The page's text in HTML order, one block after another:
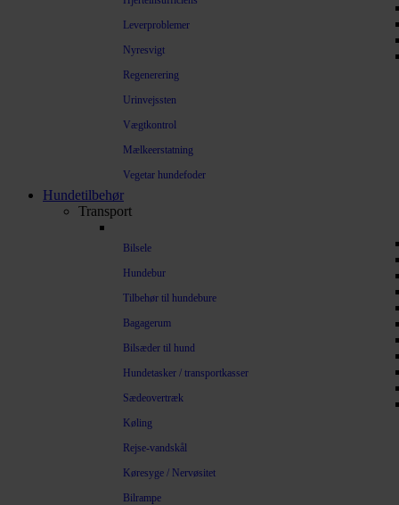
Leverproblemer
Nyresvigt
Regenerering
Urinvejssten
Vægtkontrol
Mælkeerstatning
Vegetar hundefoder
Hundetilbehør
Transport
Bilsele
Hundebur
Tilbehør til hundebure
Bagagerum
Bilsæder til hund
Hundetasker / transportkasser
Sædeovertræk
Køling
Rejse-vandskål
Køresyge / Nervøsitet
Bilrampe